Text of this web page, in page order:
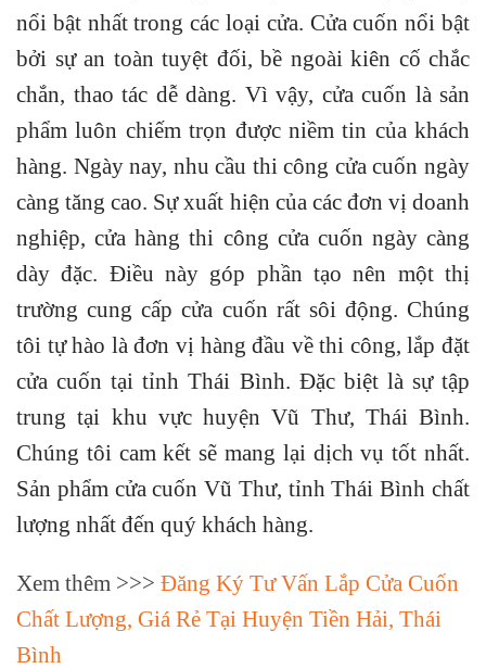
nổi bật nhất trong các loại cửa. Cửa cuốn nổi bật
bởi sự an toàn tuyệt đối, bề ngoài kiên cố chắc
chắn, thao tác dễ dàng. Vì vậy, cửa cuốn là sản
phẩm luôn chiếm trọn được niềm tin của khách
hàng. Ngày nay, nhu cầu thi công cửa cuốn ngày
càng tăng cao. Sự xuất hiện của các đơn vị doanh
nghiệp, cửa hàng thi công cửa cuốn ngày càng
dày đặc. Điều này góp phần tạo nên một thị
trường cung cấp cửa cuốn rất sôi động. Chúng
tôi tự hào là đơn vị hàng đầu về thi công, lắp đặt
cửa cuốn tại tỉnh Thái Bình. Đặc biệt là sự tập
trung tại khu vực huyện Vũ Thư, Thái Bình.
Chúng tôi cam kết sẽ mang lại dịch vụ tốt nhất.
Sản phẩm cửa cuốn Vũ Thư, tỉnh Thái Bình chất
lượng nhất đến quý khách hàng.
Xem thêm >>> Đăng Ký Tư Vấn Lắp Cửa Cuốn
Chất Lượng, Giá Rẻ Tại Huyện Tiền Hải, Thái
Bình